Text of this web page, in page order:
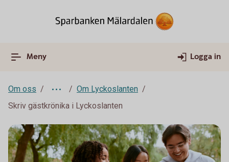
Meny Logga in
Om oss
Om Lyckoslanten
Skriv gästkrönika i Lyckoslanten